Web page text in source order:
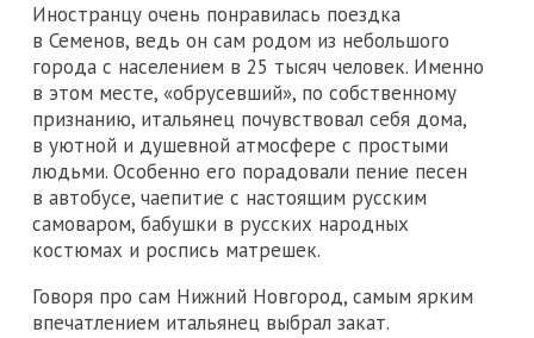
Иностранцу очень понравилась поездка
в Семенов, ведь он сам родом из небольшого
города с населением в 25 тысяч человек. Именно
в этом месте, «обрусевший», по собственному
признанию, итальянец почувствовал себя дома,
в уютной и душевной атмосфере с простыми
людьми. Особенно его порадовали пение песен
в автобусе, чаепитие с настоящим русским
самоваром, бабушки в русских народных
костюмах и роспись матрешек.
Говоря про сам Нижний Новгород, самым ярким
впечатлением итальянец выбрал закат.